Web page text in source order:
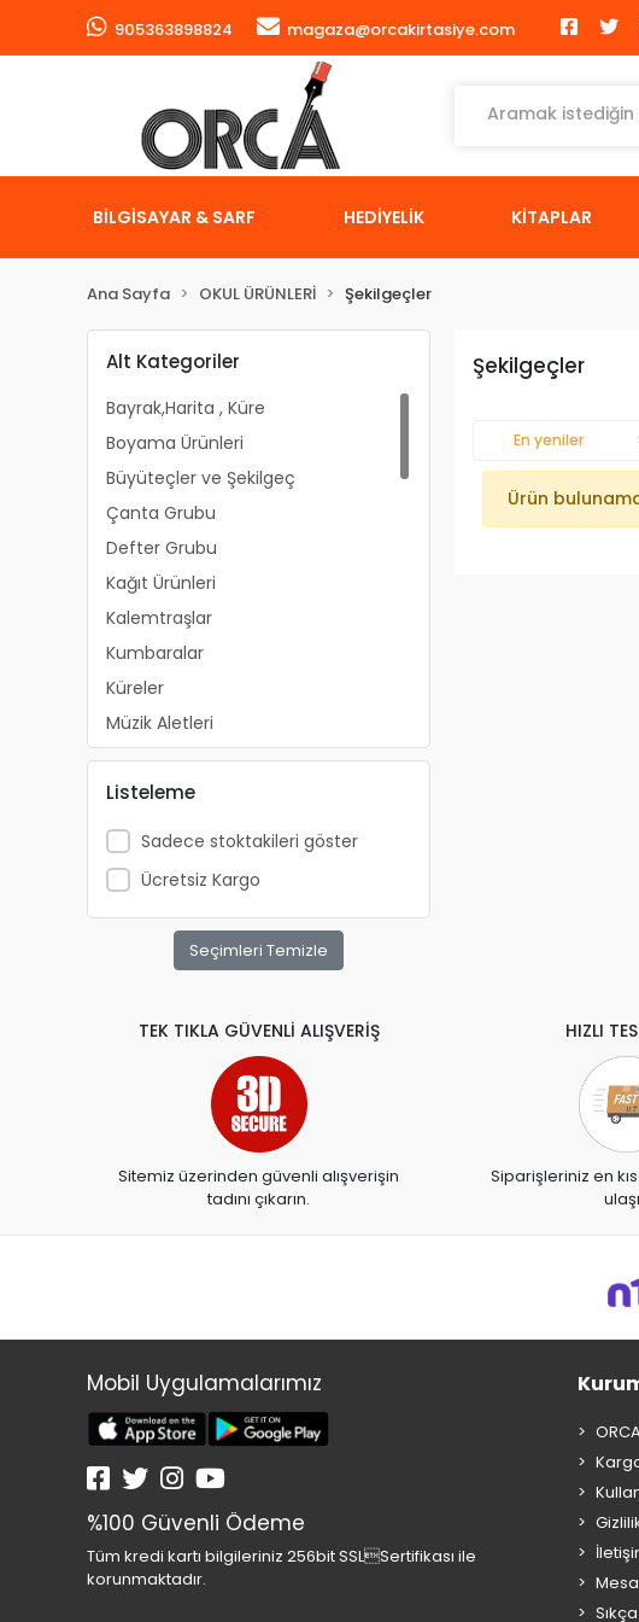
905363898824 magaza@orcakirtasiye.com
BİLGİSAYAR & SARF HEDİYELİK KİTAPLAR
Ana Sayfa OKUL ÜRÜNLERİ Şekilgeçler
Alt Kategoriler
Bayrak,Harita , Küre
Boyama Ürünleri
Büyüteçler ve Şekilgeç
Çanta Grubu
Defter Grubu
Kağıt Ürünleri
Kalemtraşlar
Kumbaralar
Küreler
Müzik Aletleri
Okul Etiketleri ve Sticker
Oyun Hamurları
Silgi Grubu
Yapıştırıcılar
Yazı Çizim Araçları
Şemsiyeler
Kalem Grubu
Ayakkabı ve panduf
Hazır Kaplıklar
Masa,Sandalye Setleri
Kutu Klasörler
Okul makasları
Deney Setleri
SİTİCKER
BESLENME ÖRTÜSÜ
Beslenme Kutusu
Listeleme
Sadece stoktakileri göster
Ücretsiz Kargo
Seçimleri Temizle
Şekilgeçler
En yeniler
Ürün
TEK TIKLA GÜVENLİ ALIŞVERİŞ
Sitemiz üzerinden güvenli alışverişin
tadını çıkarın.
HIZLI
Siparişleriniz en
Mobil Uygulamalarımız
%100 Güvenli Ödeme
Tüm kredi kartı bilgileriniz 256bit SSLSertifikası ile
korunmaktadır.